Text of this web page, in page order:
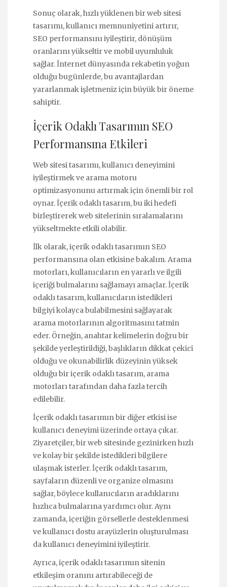
Sonuç olarak, hızlı yüklenen bir web sitesi
tasarımı, kullanıcı memnuniyetini artırır,
SEO performansını iyileştirir, dönüşüm
oranlarını yükseltir ve mobil uyumluluk
sağlar. İnternet dünyasında rekabetin yoğun
olduğu bugünlerde, bu avantajlardan
yararlanmak işletmeniz için büyük bir öneme
sahiptir.
İçerik Odaklı Tasarımın SEO
Performansına Etkileri
Web sitesi tasarımı, kullanıcı deneyimini
iyileştirmek ve arama motoru
optimizasyonunu artırmak için önemli bir rol
oynar. İçerik odaklı tasarım, bu iki hedefi
birleştirerek web sitelerinin sıralamalarını
yükseltmekte etkili olabilir.
İlk olarak, içerik odaklı tasarımın SEO
performansına olan etkisine bakalım. Arama
motorları, kullanıcıların en yararlı ve ilgili
içeriği bulmalarını sağlamayı amaçlar. İçerik
odaklı tasarım, kullanıcıların istedikleri
bilgiyi kolayca bulabilmesini sağlayarak
arama motorlarının algoritmasını tatmin
eder. Örneğin, anahtar kelimelerin doğru bir
şekilde yerleştirildiği, başlıkların dikkat çekici
olduğu ve okunabilirlik düzeyinin yüksek
olduğu bir içerik odaklı tasarım, arama
motorları tarafından daha fazla tercih
edilebilir.
İçerik odaklı tasarımın bir diğer etkisi ise
kullanıcı deneyimi üzerinde ortaya çıkar.
Ziyaretçiler, bir web sitesinde gezinirken hızlı
ve kolay bir şekilde istedikleri bilgilere
ulaşmak isterler. İçerik odaklı tasarım,
sayfaların düzenli ve organize olmasını
sağlar, böylece kullanıcıların aradıklarını
hızlıca bulmalarına yardımcı olur. Aynı
zamanda, içeriğin görsellerle desteklenmesi
ve kullanıcı dostu arayüzlerin oluşturulması
da kullanıcı deneyimini iyileştirir.
Ayrıca, içerik odaklı tasarımın sitenin
etkileşim oranını artırabileceği de